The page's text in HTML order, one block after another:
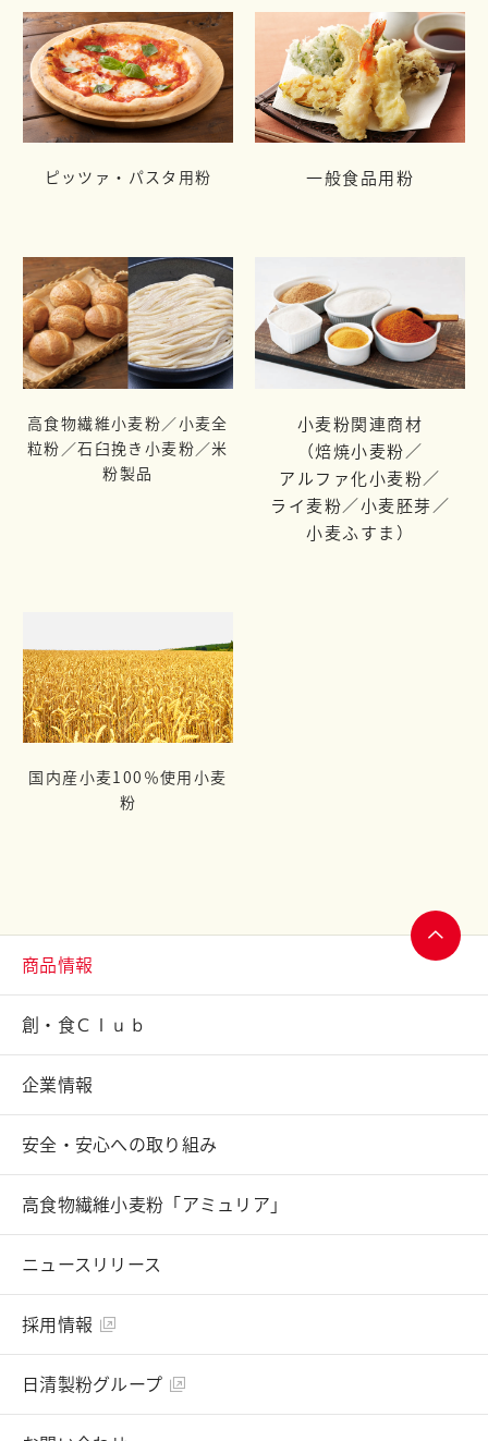
ピッツァ・パスタ用粉 一般食品用粉
高食物繊維小麦粉／小麦全
粒粉／石臼挽き小麦粉／米
粉製品
小麦粉関連商材
（焙焼小麦粉／
アルファ化小麦粉／
ライ麦粉／小麦胚芽／
小麦ふすま）
国内産小麦100％使用小麦
粉
トップ
商品情報
創・食Ｃｌｕｂ
企業情報
安全・安心への取り組み
高食物繊維小麦粉「アミュリア」
ニュースリリース
採用情報
日清製粉グループ